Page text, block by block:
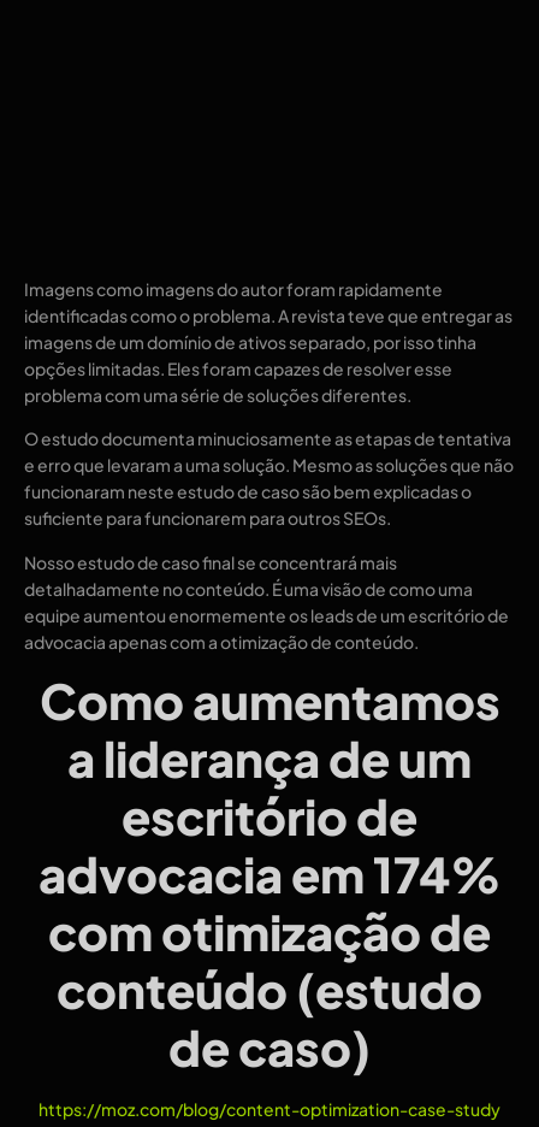
Imagens como imagens do autor foram rapidamente
identificadas como o problema. A revista teve que entregar as
imagens de um domínio de ativos separado, por isso tinha
opções limitadas. Eles foram capazes de resolver esse
problema com uma série de soluções diferentes.
O estudo documenta minuciosamente as etapas de tentativa
e erro que levaram a uma solução. Mesmo as soluções que não
funcionaram neste estudo de caso são bem explicadas o
suficiente para funcionarem para outros SEOs.
Nosso estudo de caso final se concentrará mais
detalhadamente no conteúdo. É uma visão de como uma
equipe aumentou enormemente os leads de um escritório de
advocacia apenas com a otimização de conteúdo.
Como aumentamos
a liderança de um
escritório de
advocacia em 174%
com otimização de
conteúdo (estudo
de caso)
https://moz.com/blog/content-optimization-case-study